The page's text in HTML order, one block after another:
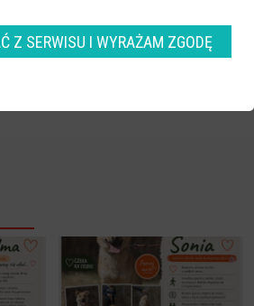
Z SERWISU I WYRAŻAM ZGODĘ